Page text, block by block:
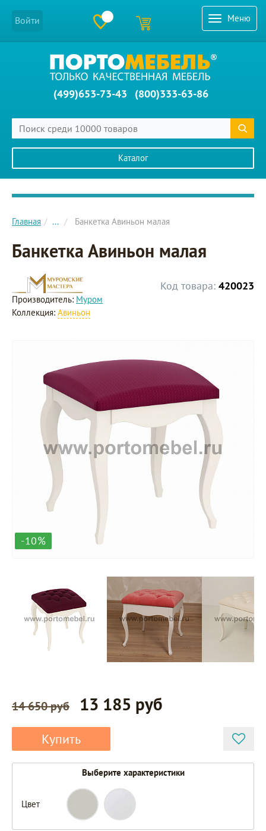
Меню
Войти
(499)653-73-43 (800)333-63-86
Каталог
Главное меню сайта
Главная ... Банкетка Авиньон малая
Банкетка Авиньон малая
Код товара: 420023
Производитель: Муром
Коллекция: Авиньон
-10%
14 650 руб 13 185 руб
Купить
Выберите характеристики
Цвет